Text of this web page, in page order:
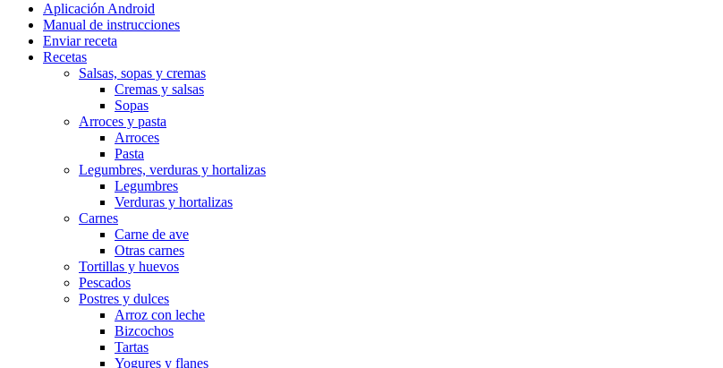
Aplicación Android
Manual de instrucciones
Enviar receta
Recetas
Salsas, sopas y cremas
Cremas y salsas
Sopas
Arroces y pasta
Arroces
Pasta
Legumbres, verduras y hortalizas
Legumbres
Verduras y hortalizas
Carnes
Carne de ave
Otras carnes
Tortillas y huevos
Pescados
Postres y dulces
Arroz con leche
Bizcochos
Tartas
Yogures y flanes